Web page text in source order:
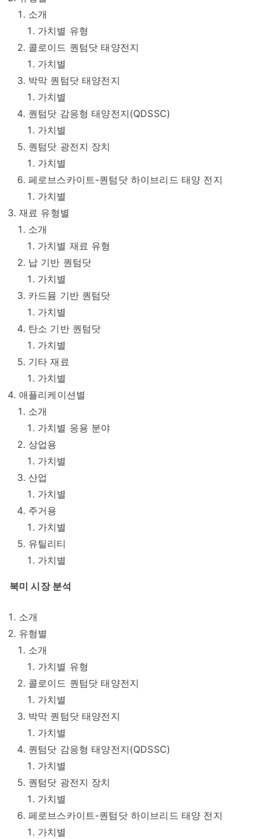
소개
가치별 유형
콜로이드 퀀텀닷 태양전지
가치별
박막 퀀텀닷 태양전지
가치별
퀀텀닷 감응형 태양전지(QDSSC)
가치별
퀀텀닷 광전지 장치
가치별
페로브스카이트-퀀텀닷 하이브리드 태양 전지
가치별
재료 유형별
소개
가치별 재료 유형
납 기반 퀀텀닷
가치별
카드뮴 기반 퀀텀닷
가치별
탄소 기반 퀀텀닷
가치별
기타 재료
가치별
애플리케이션별
소개
가치별 응용 분야
상업용
가치별
산업
가치별
주거용
가치별
유틸리티
가치별
북미 시장 분석
소개
유형별
소개
가치별 유형
콜로이드 퀀텀닷 태양전지
가치별
박막 퀀텀닷 태양전지
가치별
퀀텀닷 감응형 태양전지(QDSSC)
가치별
퀀텀닷 광전지 장치
가치별
페로브스카이트-퀀텀닷 하이브리드 태양 전지
가치별